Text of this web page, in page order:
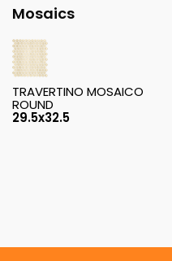
Mosaics
TRAVERTINO MOSAICO
ROUND
29.5x32.5